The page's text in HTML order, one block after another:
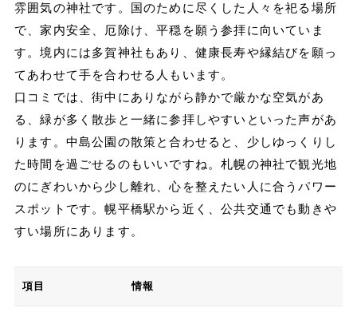
雰囲気の神社です。国のために尽くした人々を祀る場所
で、家内安全、厄除け、平穏を願う参拝に向いていま
す。境内には多賀神社もあり、健康長寿や縁結びを願っ
てあわせて手を合わせる人もいます。
口コミでは、街中にありながら静かで厳かな空気があ
る、緑が多く散歩と一緒に参拝しやすいといった声があ
ります。中島公園の散策と合わせると、少しゆっくりし
た時間を過ごせるのもいいですね。札幌の神社で観光地
のにぎわいから少し離れ、心を整えたい人に合うパワー
スポットです。幌平橋駅から近く、公共交通でも動きや
すい場所にあります。
項目 情報